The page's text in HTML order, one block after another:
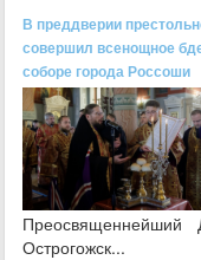
В преддверии
совершил всенощное
соборе города Россоши
Преосвященнейший
Острогожск...